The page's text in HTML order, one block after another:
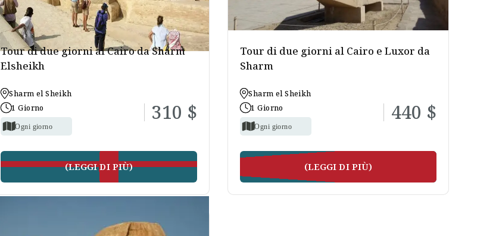
Tour di due giorni al Cairo da Sharm
Elsheikh
Sharm el Sheikh
1 Giorno
Ogni giorno
310 $
(LEGGI DI PIÙ)
Tour di due giorni al Cairo e Luxor da
Sharm
Sharm el Sheikh
1 Giorno
Ogni giorno
440 $
(LEGGI DI PIÙ)